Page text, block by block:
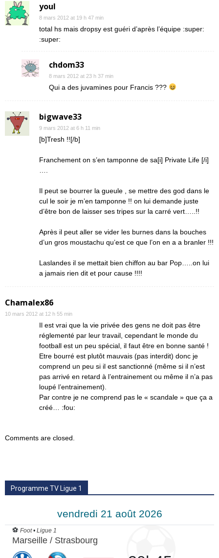
youl
8 mars 2012 at 19 h 47 min
total hs mais dropsy est guéri d’après l’équipe :super:
:super:
chdom33
8 mars 2012 at 23 h 37 min
Qui a des juvamines pour Francis ???
bigwave33
9 mars 2012 at 6 h 11 min
[b]Tresh !![/b]
Franchement on s’en tamponne de sa[i] Private Life [/i]
Il peut se bourrer la gueule , se mettre des god dans le
cul le soir je m’en tamponne !! on lui demande juste
d’être bon de laisser ses tripes sur la carré vert…..!!
Après il peut aller se vider les burnes dans la bouches
d’un gros moustachu qu’est ce que l’on en a a branler !!!
Laslandes il se mettait bien chiffon au bar Pop…..on lui
a jamais rien dit et pour cause !!!!
Chamalex86
10 mars 2012 at 12 h 55 min
Il est vrai que la vie privée des gens ne doit pas être
réglementé par leur travail, cependant le monde du
football est un peu spécial, il faut être en bonne santé !
Etre bourré est plutôt mauvais (pas interdit) donc je
comprend un peu si il est sanctionné (même si il n’est
pas arrivé en retard à l’entrainement ou même il n’a pas
loupé l’entrainement).
Par contre je ne comprend pas le « scandale » que ça a
créé… :fou:
Comments are closed.
Programme TV Ligue 1